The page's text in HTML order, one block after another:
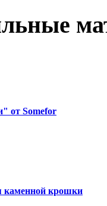
от Somefor
каменной крошки